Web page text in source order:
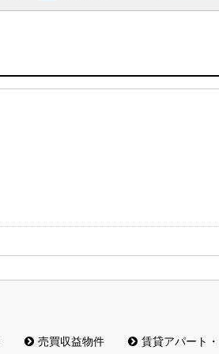
売買収益物件
賃貸アパート